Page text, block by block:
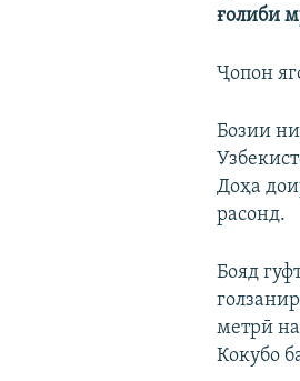
ғолиби
Ҷопон
Бозии
Доҳа
расонд.
Бояд
метрӣ
Кокубо